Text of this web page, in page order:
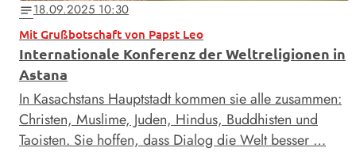
notes18.09.2025 10:30
Mit Grußbotschaft von Papst Leo
Internationale Konferenz der Weltreligionen in
Astana
In Kasachstans Hauptstadt kommen sie alle zusammen:
Christen, Muslime, Juden, Hindus, Buddhisten und
Taoisten. Sie hoffen, dass Dialog die Welt besser …